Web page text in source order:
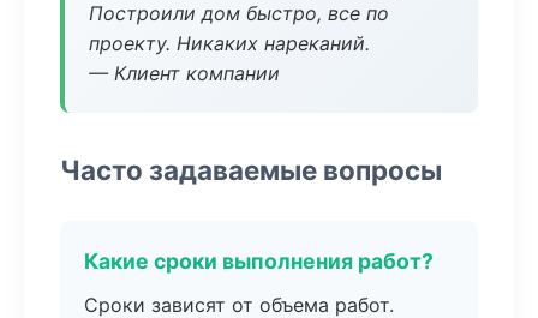
Построили дом быстро, все по
проекту. Никаких нареканий.
— Клиент компании
Часто задаваемые вопросы
Какие сроки выполнения работ?
Сроки зависят от объема работ.